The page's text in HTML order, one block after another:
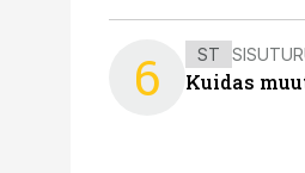
6 ST
Kuidas